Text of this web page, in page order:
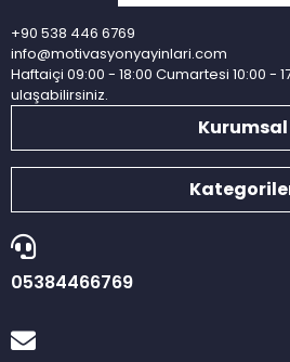
+90 538 446 6769
info@motivasyonyayinlari.com
Haftaiçi 09:00 - 18:00 Cumartesi 10:00 -
ulaşabilirsiniz.
Kurumsal
05384466769